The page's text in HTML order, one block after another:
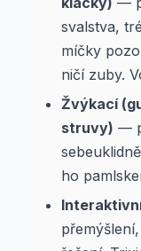
svalstva,
míčky
ničí zuby.
Žvýkací
struvy) —
ho